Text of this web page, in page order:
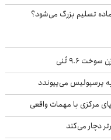
تسلیم بزرگ می‌شود؟
پرسپولیس می‌پیوندد